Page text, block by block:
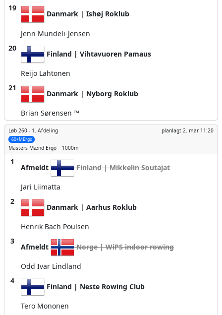
19
Danmark | Ishøj Roklub
Jenn Mundeli-Jensen
20
Finland | Vihtavuoren Pamaus
Reijo Lahtonen
21
Danmark | Nyborg Roklub
Brian Sørensen ™
Løb 260 - 1. Afdeling planlagt 2. mar 11:20
60+MErgo
Masters Mænd Ergo 1000m
1
Afmeldt Finland | Mikkelin Soutajat
Jari Liimatta
2
Danmark | Aarhus Roklub
Henrik Bach Poulsen
3
Afmeldt Norge | WiPS indoor rowing
Odd Ivar Lindland
4
Finland | Neste Rowing Club
Tero Mononen